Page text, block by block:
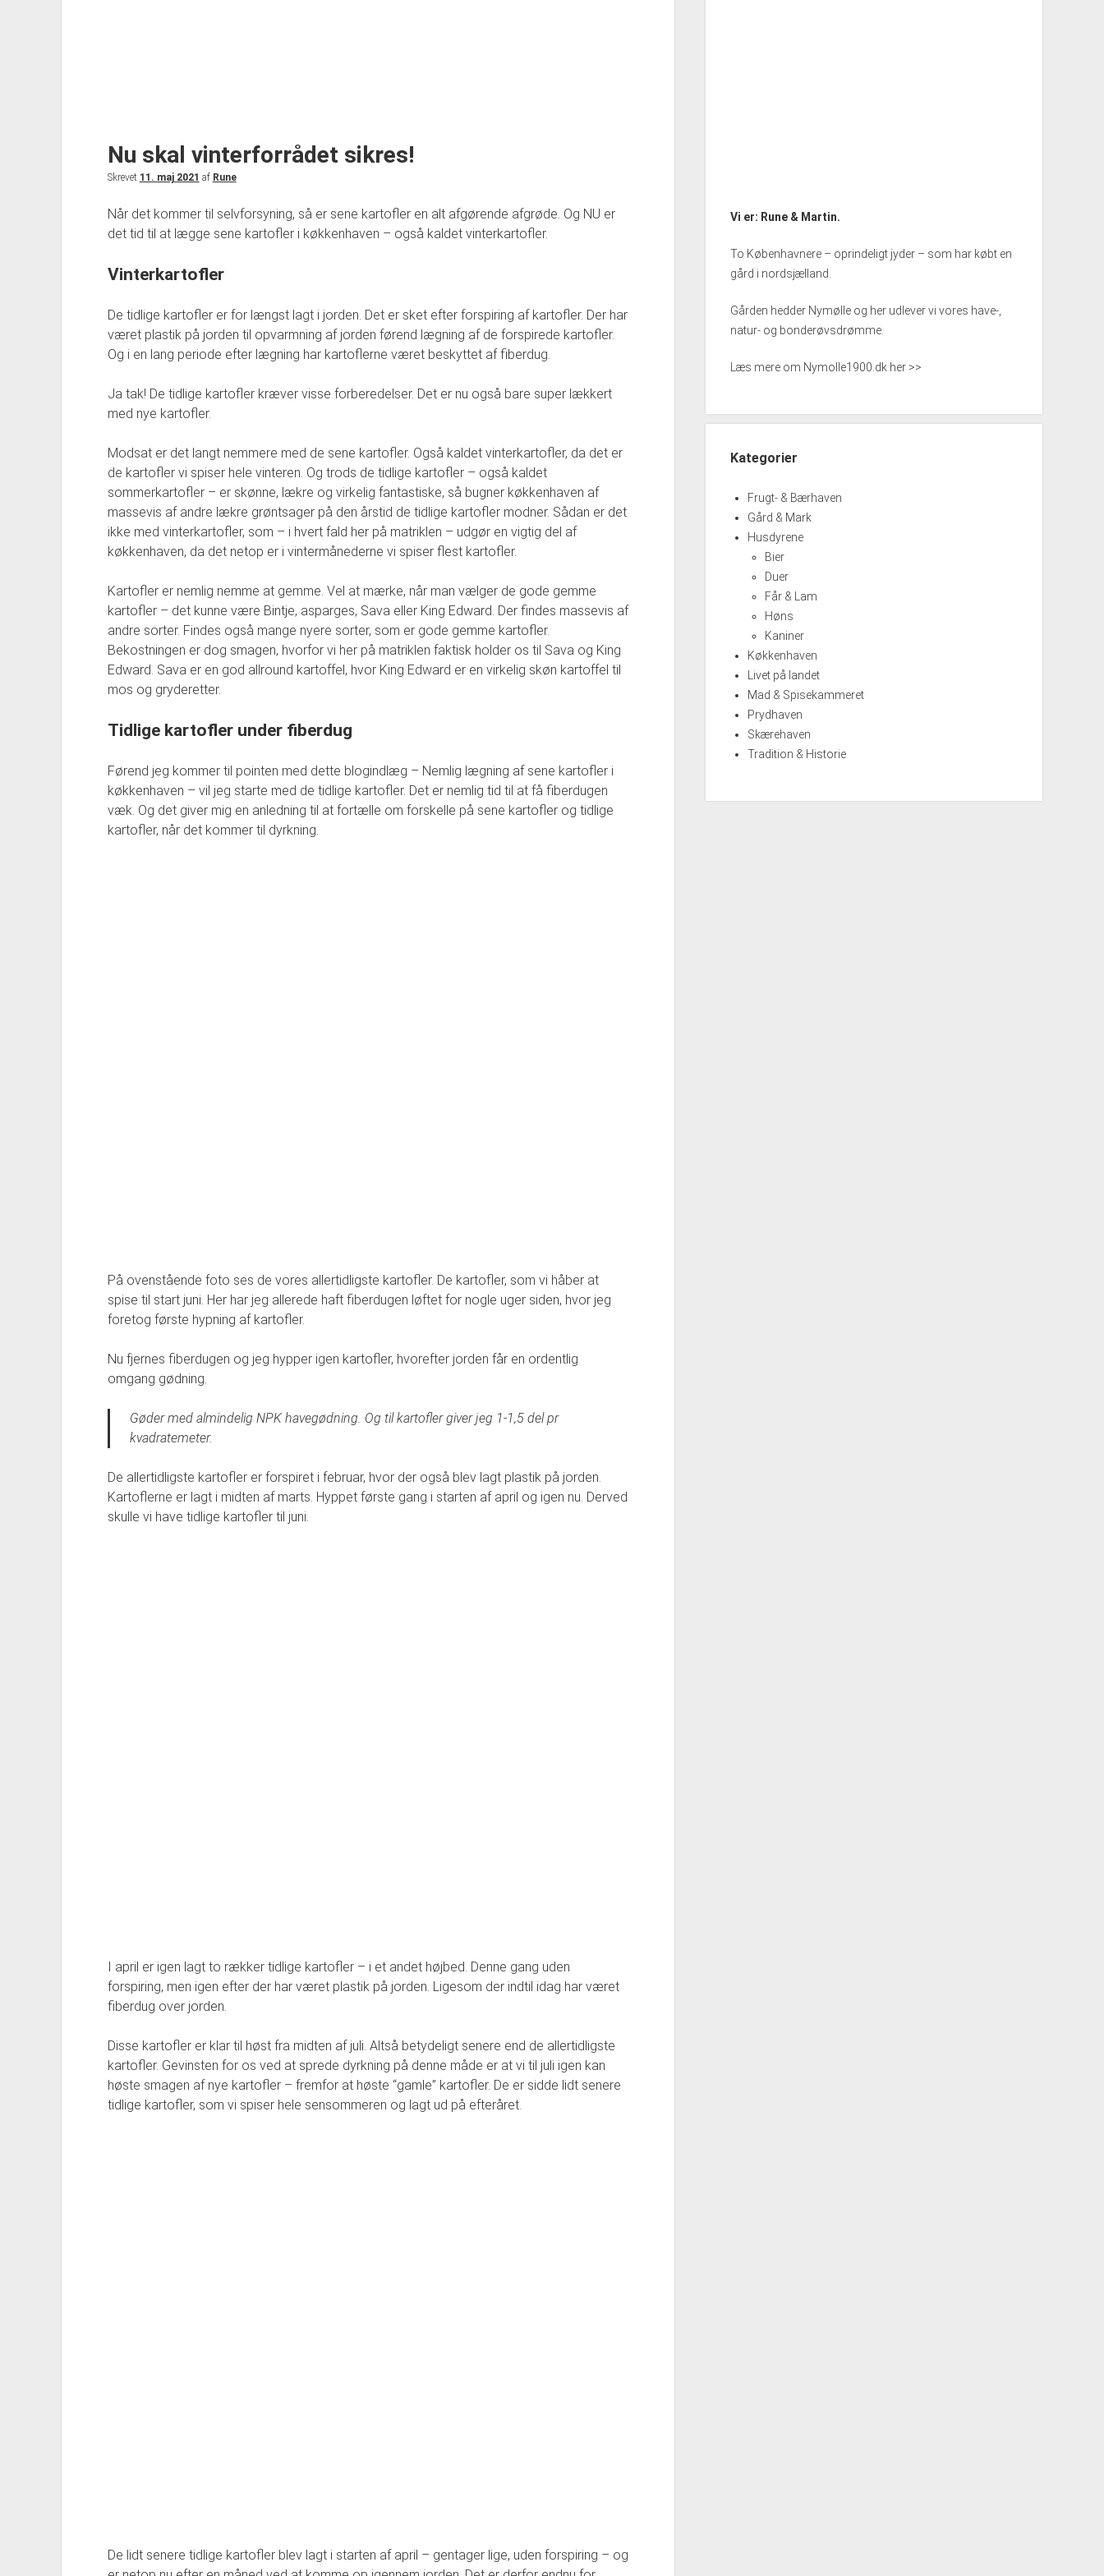
Nu skal vinterforrådet sikres!
Skrevet 11. maj 2021 af Rune
Når det kommer til selvforsyning, så er sene kartofler en alt afgørende afgrøde. Og NU er
det tid til at lægge sene kartofler i køkkenhaven – også kaldet vinterkartofler.
Vinterkartofler
De tidlige kartofler er for længst lagt i jorden. Det er sket efter forspiring af kartofler. Der har
været plastik på jorden til opvarmning af jorden førend lægning af de forspirede kartofler.
Og i en lang periode efter lægning har kartoflerne været beskyttet af fiberdug.
Ja tak! De tidlige kartofler kræver visse forberedelser. Det er nu også bare super lækkert
med nye kartofler.
Modsat er det langt nemmere med de sene kartofler. Også kaldet vinterkartofler, da det er
de kartofler vi spiser hele vinteren. Og trods de tidlige kartofler – også kaldet
sommerkartofler – er skønne, lækre og virkelig fantastiske, så bugner køkkenhaven af
massevis af andre lækre grøntsager på den årstid de tidlige kartofler modner. Sådan er det
ikke med vinterkartofler, som – i hvert fald her på matriklen – udgør en vigtig del af
køkkenhaven, da det netop er i vintermånederne vi spiser flest kartofler.
Kartofler er nemlig nemme at gemme. Vel at mærke, når man vælger de gode gemme
kartofler – det kunne være Bintje, asparges, Sava eller King Edward. Der findes massevis af
andre sorter. Findes også mange nyere sorter, som er gode gemme kartofler.
Bekostningen er dog smagen, hvorfor vi her på matriklen faktisk holder os til Sava og King
Edward. Sava er en god allround kartoffel, hvor King Edward er en virkelig skøn kartoffel til
mos og gryderetter.
Tidlige kartofler under fiberdug
Førend jeg kommer til pointen med dette blogindlæg – Nemlig lægning af sene kartofler i
køkkenhaven – vil jeg starte med de tidlige kartofler. Det er nemlig tid til at få fiberdugen
væk. Og det giver mig en anledning til at fortælle om forskelle på sene kartofler og tidlige
kartofler, når det kommer til dyrkning.
På ovenstående foto ses de vores allertidligste kartofler. De kartofler, som vi håber at
spise til start juni. Her har jeg allerede haft fiberdugen løftet for nogle uger siden, hvor jeg
foretog første hypning af kartofler.
Nu fjernes fiberdugen og jeg hypper igen kartofler, hvorefter jorden får en ordentlig
omgang gødning.
Gøder med almindelig NPK havegødning. Og til kartofler giver jeg 1-1,5 del pr
kvadratemeter.
De allertidligste kartofler er forspiret i februar, hvor der også blev lagt plastik på jorden.
Kartoflerne er lagt i midten af marts. Hyppet første gang i starten af april og igen nu. Derved
skulle vi have tidlige kartofler til juni.
I april er igen lagt to rækker tidlige kartofler – i et andet højbed. Denne gang uden
forspiring, men igen efter der har været plastik på jorden. Ligesom der indtil idag har været
fiberdug over jorden.
Disse kartofler er klar til høst fra midten af juli. Altså betydeligt senere end de allertidligste
kartofler. Gevinsten for os ved at sprede dyrkning på denne måde er at vi til juli igen kan
høste smagen af nye kartofler – fremfor at høste “gamle” kartofler. De er sidde lidt senere
tidlige kartofler, som vi spiser hele sensommeren og lagt ud på efteråret.
De lidt senere tidlige kartofler blev lagt i starten af april – gentager lige, uden forspiring – og
Vi er: Rune & Martin.
To Københavnere – oprindeligt jyder – som har købt en
gård i nordsjælland.
Gården hedder Nymølle og her udlever vi vores have-,
natur- og bonderøvsdrømme.
Læs mere om Nymolle1900.dk her >>
Kategorier
Frugt- & Bærhaven
Gård & Mark
Husdyrene
Bier
Duer
Får & Lam
Høns
Kaniner
Køkkenhaven
Livet på landet
Mad & Spisekammeret
Prydhaven
Skærehaven
Tradition & Historie